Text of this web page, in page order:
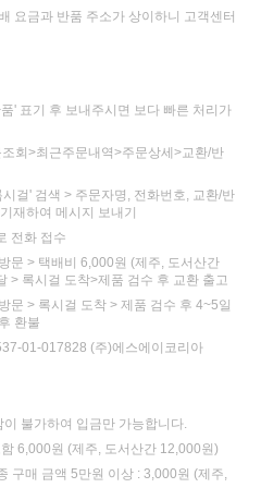
요금과 반품 주소가 상이하니 고객센터
' 표기 후 보내주시면 보다 빠른 처리가
회>최근주문내역>주문상세>교환/반
걸' 검색 > 주문자명, 전화번호, 교환/반
재하여 메시지 보내기
전화 접수
문 > 택배비 6,000원 (제주, 도서산간
> 록시걸 도착>제품 검수 후 교환 출고
문 > 록시걸 도착 > 제품 검수 후 4~5일
환불
01-017828 (주)에스에이코리아
불가하여 입금만 가능합니다.
6,000원 (제주, 도서산간 12,000원)
구매 금액 5만원 이상 : 3,000원 (제주,